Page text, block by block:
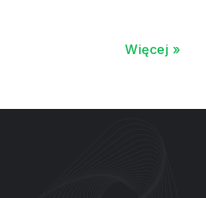
Więcej »